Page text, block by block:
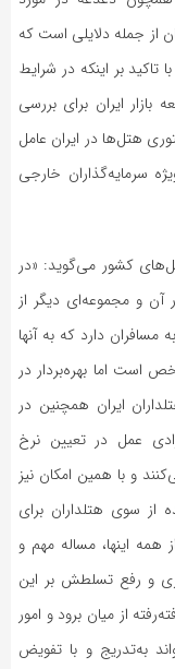
از جمله دلایلی است که
تاکید بر اینکه در شرایط
ایران برای بررسی
هتل‌ها در ایران عامل
سرمایه‌گذاران خارجی
کشور می‌گوید: «در
و مجموعه‌ای دیگر از
دارد که به آنها
است اما بهره‌بردار در
ایران همچنین در
عمل در تعیین نرخ
و با همین امکان نیز
از سوی هتلداران برای
اینها، مساله‌ مهم و
و رفع تسلطش بر این
از میان برود و امور
به‌تدریج و با تفویض